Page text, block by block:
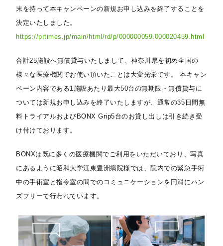
末を持って本キャンペーンの新規お申し込みを終了することを
決定いたしました。
https://prtimes.jp/main/html/rd/p/000000059.000020459.html
合計25施設へ無償貸与いたしまして、神奈川県を初め全国の
様々な医療機関でお使い頂いたことは大変光栄です。 本キャン
ペーン内容である1施設あたり最大50台の無期限・無償貸与に
ついては新規お申し込みを終了いたしますが、通常の35日間無
料トライアルおよびBONX Grip5台のお貸し出しは引き続き受
け付けております。
BONXは既に多くの医療機関でご利用をいただいており、写真
にあるように昭和大学江東豊洲病院様では、院内での緊急手術
中の手術室と指令室の間でのコミュニケーションを円滑にハン
ズフリーで行われています。